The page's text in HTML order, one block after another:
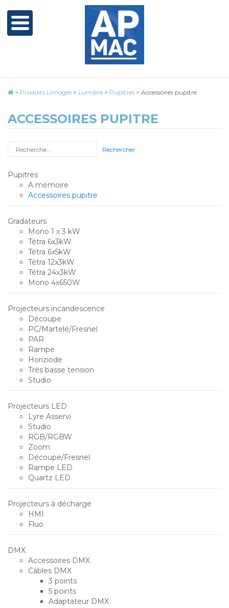
> Produits Limoges > Lumière > Pupitres > Accessoires pupitre
ACCESSOIRES PUPITRE
Rechercher
Pupitres
A mémoire
Accessoires pupitre
Gradateurs
Mono 1 x 3 kW
Tétra 6x3kW
Tétra 6x5kW
Tétra 12x3kW
Tétra 24x3kW
Mono 4x650W
Projecteurs incandescence
Découpe
PC/Martelé/Fresnel
PAR
Rampe
Horiziode
Très basse tension
Studio
Projecteurs LED
Lyre Asservi
Studio
RGB/RGBW
Zoom
Découpe/Fresnel
Rampe LED
Quartz LED
Projecteurs à décharge
HMI
Fluo
DMX
Accessoires DMX
Câbles DMX
3 points
5 points
Adaptateur DMX